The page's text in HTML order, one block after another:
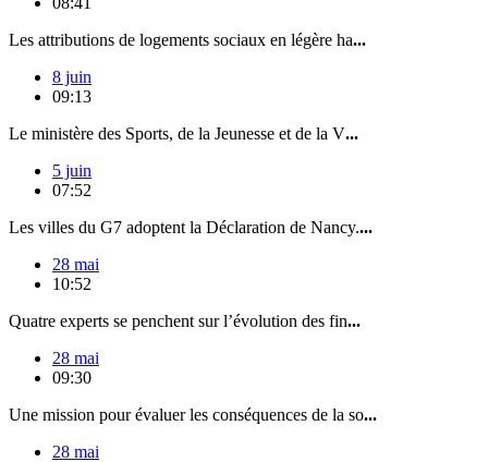
Les attributions de logements sociaux en légère ha...
8 juin
09:13
Le ministère des Sports, de la Jeunesse et de la V...
5 juin
07:52
Les villes du G7 adoptent la Déclaration de Nancy....
28 mai
10:52
Quatre experts se penchent sur l’évolution des fin...
28 mai
09:30
Une mission pour évaluer les conséquences de la so...
28 mai